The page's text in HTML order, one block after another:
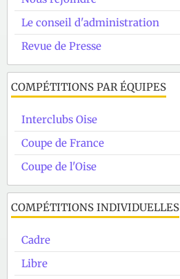
Le conseil d'administration
Revue de Presse
COMPÉTITIONS PAR ÉQUIPES
Interclubs Oise
Coupe de France
Coupe de l'Oise
COMPÉTITIONS INDIVIDUELLES
Cadre
Libre